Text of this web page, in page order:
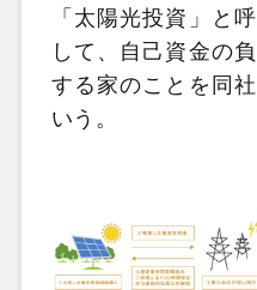
「太陽光投資」と
して、自己資金の
する家のことを同
いう。